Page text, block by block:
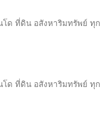
โด ที่ดิน อสังหาริมทรัพย์ ทุก
โด ที่ดิน อสังหาริมทรัพย์ ทุก